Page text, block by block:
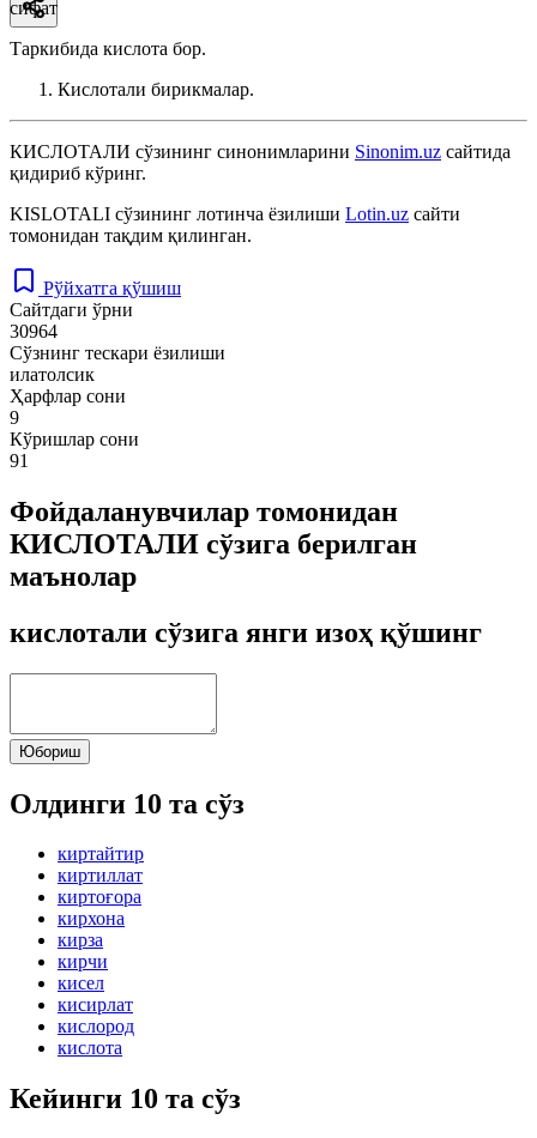
сифат
Таркибида кислота бор.
Кислотали бирикмалар.
КИСЛОТАЛИ сўзининг синонимларини Sinonim.uz сайтида
қидириб кўринг.
KISLOTALI сўзининг лотинча ёзилиши Lotin.uz сайти
томонидан тақдим қилинган.
Рўйхатга қўшиш
Сайтдаги ўрни
30964
Сўзнинг тескари ёзилиши
илатолсик
Ҳарфлар сони
9
Кўришлар сони
91
Фойдаланувчилар томонидан
КИСЛОТАЛИ сўзига берилган
маънолар
кислотали сўзига янги изоҳ қўшинг
Юбориш
Олдинги 10 та сўз
киртайтир
киртиллат
киртоғора
кирхона
кирза
кирчи
кисел
кисирлат
кислород
кислота
Кейинги 10 та сўз